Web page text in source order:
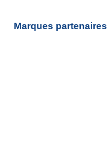
Marques partenaires